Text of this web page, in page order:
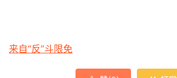
来自“反”斗限免